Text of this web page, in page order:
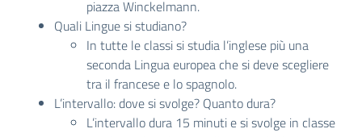
piazza Winckelmann.
Quali Lingue si studiano?
In tutte le classi si studia l’inglese più una
seconda Lingua europea che si deve scegliere
tra il francese e lo spagnolo.
L’intervallo: dove si svolge? Quanto dura?
L’intervallo dura 15 minuti e si svolge in classe